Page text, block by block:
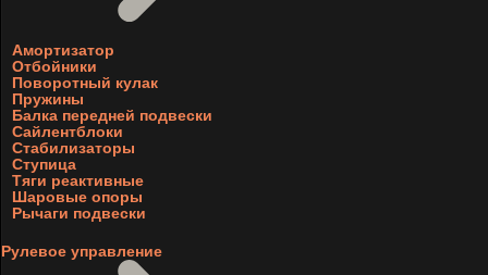
Амортизатор
Отбойники
Поворотный кулак
Пружины
Балка передней подвески
Сайлентблоки
Стабилизаторы
Ступица
Тяги реактивные
Шаровые опоры
Рычаги подвески
Рулевое управление